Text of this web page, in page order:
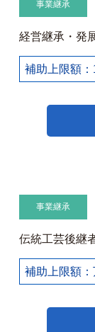
事業継承
経営継承・発
補助上限額：
事業継承
伝統工芸後継
補助上限額：